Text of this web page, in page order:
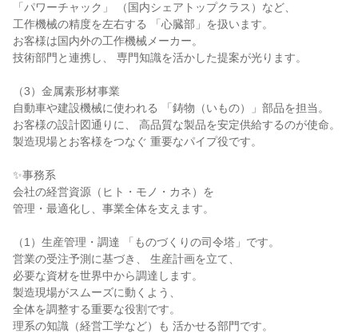
「パワーチャック」 （国内シェアトップクラス）など、
工作機械の精度を左右する 「心臓部」を扱います。
お客様は国内外の工作機械メーカー。
技術部門と連携し、 専門知識を活かした提案が光ります。
（3）金属素形材事業
自動車や建設機械に使われる 「鋳物（いもの）」部品を担当。
お客様の設計図通りに、 高品質な製品を安定供給するのが使命。
製造現場とお客様をつなぐ 重要なパイプ役です。
✨事務系
会社の経営資源（ヒト・モノ・カネ）を
管理・最適化し、事業全体を支えます。
（1）生産管理・調達 「ものづくりの司令塔」です。
営業の受注予測に基づき、 生産計画を立て、
必要な資材を世界中から調達します。
製造現場がスムーズに動くよう、
全体を調整する重要な役割です。
理系の知識（経営工学など）も 活かせる部門です。